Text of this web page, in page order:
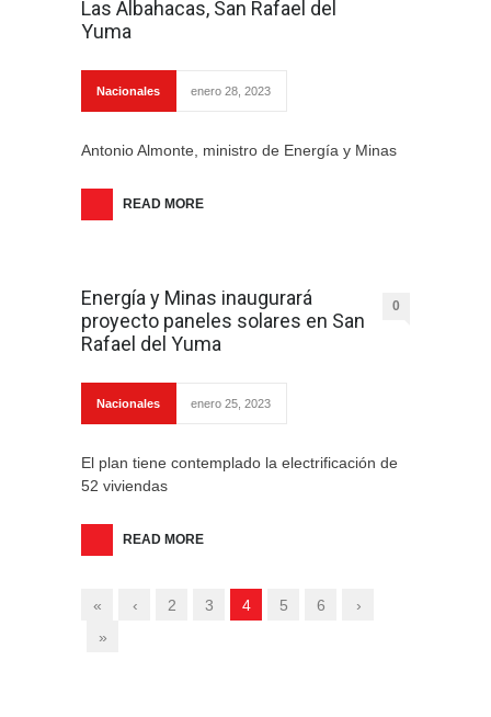
Las Albahacas, San Rafael del
Yuma
Nacionales enero 28, 2023
Antonio Almonte, ministro de Energía y Minas
READ MORE
Energía y Minas inaugurará
proyecto paneles solares en San
Rafael del Yuma
0
Nacionales enero 25, 2023
El plan tiene contemplado la electrificación de
52 viviendas
READ MORE
« ‹ 2 3 4 5 6
›
»